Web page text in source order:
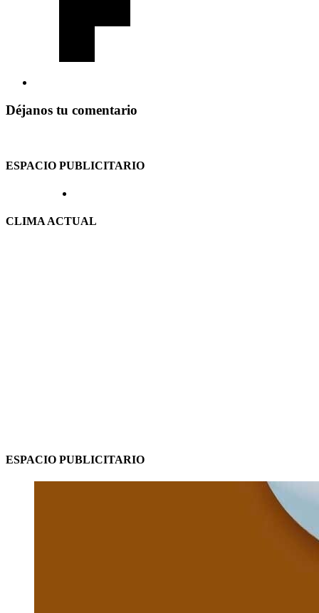
Déjanos tu comentario
ESPACIO PUBLICITARIO
CLIMA ACTUAL
ESPACIO PUBLICITARIO